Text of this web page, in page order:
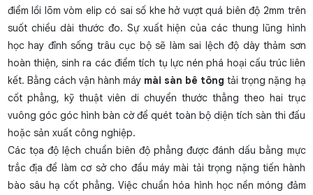
điểm lồi lõm vòm elip có sai số khe hở vượt quá biên độ 2mm trên
suốt chiều dài thước đo. Sự xuất hiện của các thung lũng hình
học hay đỉnh sống trâu cục bộ sẽ làm sai lệch độ dày thảm sơn
hoàn thiện, sinh ra các điểm tích tụ lực nén phá hoại cấu trúc liên
kết. Bằng cách vận hành máy mài sàn bê tông tải trọng nặng hạ
cốt phẳng, kỹ thuật viên di chuyển thước thẳng theo hai trục
vuông góc góc hình bàn cờ để quét toàn bộ diện tích sàn thi đấu
hoặc sản xuất công nghiệp.
Các tọa độ lệch chuẩn biên độ phẳng được đánh dấu bằng mực
trắc địa để làm cơ sở cho đầu máy mài tải trọng nặng tiến hành
bào sâu hạ cốt phẳng. Việc chuẩn hóa hình học nền móng đảm